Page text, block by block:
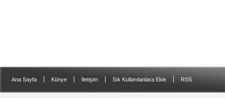
Ana Sayfa Künye İletişim Sık Kullanılanlara Ekle RSS